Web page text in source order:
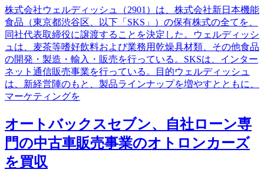
株式会社ウェルディッシュ（2901）は、株式会社新日本機能
食品（東京都渋谷区、以下「SKS」）の保有株式の全てを、
同社代表取締役に譲渡することを決定した。ウェルディッシ
ュは、麦茶等嗜好飲料および業務用乾燥具材類、その他食品
の開発・製造・輸入・販売を行っている。SKSは、インター
ネット通信販売事業を行っている。目的ウェルディッシュ
は、新経営陣のもと、製品ラインナップを増やすとともに、
マーケティングを
オートバックスセブン、自社ローン専
門の中古車販売事業のオトロンカーズ
を買収